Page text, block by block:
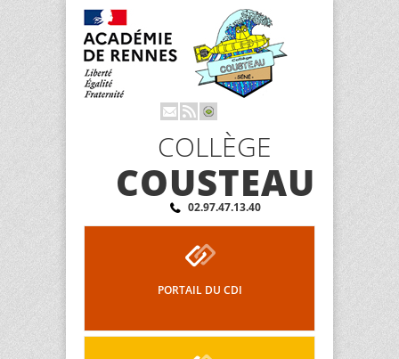
COLLÈGE
COUSTEAU
02.97.47.13.40
PORTAIL DU CDI